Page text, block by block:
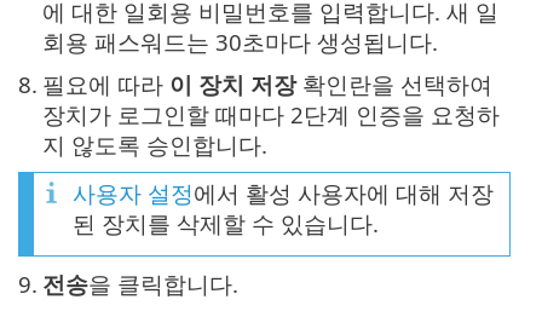
에 대한 일회용 비밀번호를 입력합니다. 새 일
회용 패스워드는 30초마다 생성됩니다.
8. 필요에 따라 이 장치 저장확인란을 선택하여
장치가 로그인할 때마다 2단계 인증을 요청하
지 않도록 승인합니다.
사용자 설정에서 활성 사용자에 대해 저장
된 장치를 삭제할 수 있습니다.
9. 전송을 클릭합니다.